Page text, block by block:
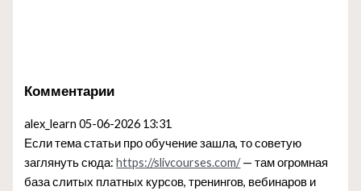
Комментарии
alex_learn 05-06-2026 13:31
Если тема статьи про обучение зашла, то советую
заглянуть сюда:https://slivcourses.com/— там огромная
база слитых платных курсов, тренингов, вебинаров и